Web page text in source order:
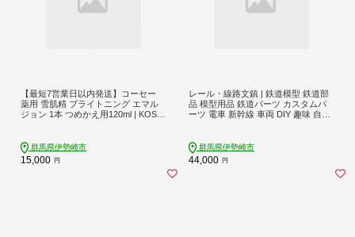
【最短7営業日以内発送】コーセー
薬用 雪肌精 ブライトニング エマル
ジョン 1本 つめかえ用120ml | KOSE
物 ハトムギ 保湿 ニキビ 乾燥 くすみ
日焼け 夏肌ケアスキンケア 乳液 し
っとり うるおい 詰め替え レフィル
群馬県伊勢崎市
15,000 円
レール・線路文鎮 | 鉄道模型 鉄道部
品 模型用品 鉄道パーツ カスタムパ
ーツ 電車 新幹線 車両 DIY 趣味 自作
目板 群馬県 伊勢崎市※沖縄・離島
（一部除く）への配送不可
群馬県伊勢崎市
44,000 円